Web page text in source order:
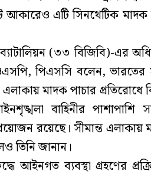
আকারেও এটি সিনথেটিক
(৩৩ বিজিবি)-এর
পিএসসি বলেন, ভারতের
এলাকায় মাদক পাচার
বাহিনীর পাশাপাশি
রয়েছে। সীমান্ত এলাকায়
তিনি জানান।
আইনগত ব্যবস্থা গ্রহণের